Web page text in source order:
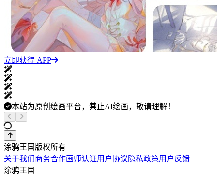
立即获得 APP
本站为原创绘画平台，禁止AI绘画，敬请理解！
涂鸦王国版权所有
关于我们 商务合作画师认证用户协议 隐私政策用户反馈
涂鸦王国